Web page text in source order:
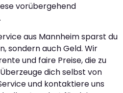
vorübergehend
aus Mannheim sparst du
sondern auch Geld. Wir
und faire Preise, die zu
dich selbst von
und kontaktiere uns